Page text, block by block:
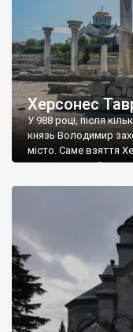
Херсонес
У 988 році, після
князь Володимир
місто. Саме взяття
диктувати свої
Херсонесі
А потім було